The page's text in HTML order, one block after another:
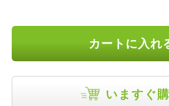
カートに入れ
いますぐ